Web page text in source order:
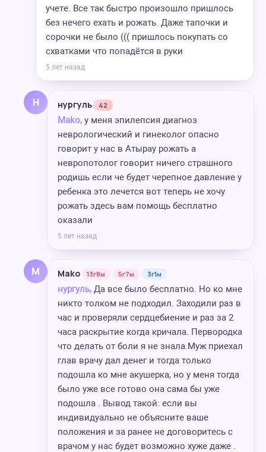
учете. Все так быстро произошло пришлось
без нечего ехать и рожать. Даже тапочки и
сорочки не было ((( пришлось покупать со
схватками что попадётся в руки
5 лет назад
Н нургуль 42
Mako, у меня эпилепсия диагноз
неврологический и гинеколог опасно
говорит у нас в Атырау рожать а
невропотолог говорит ничего страшного
родишь если че будет черепное давление у
ребенка это лечется вот теперь не хочу
рожать здесь вам помощь бесплатно
оказали
5 лет назад
M Mako 13г8м 5г7м 3г1м
нургуль, Да все было бесплатно. Но ко мне
никто толком не подходил. Заходили раз в
час и проверяли сердцебиение и раз за 2
часа раскрытие когда кричала. Первородка
что делать от боли я не знала.Муж приехал
глав врачу дал денег и тогда только
подошла ко мне акушерка, но у меня тогда
было уже все готово она сама бы уже
подошла . Вывод такой: если вы
индивидуально не объясните ваше
положения и за ранее не договоритесь с
врачом у нас будет возможно хуже даже .